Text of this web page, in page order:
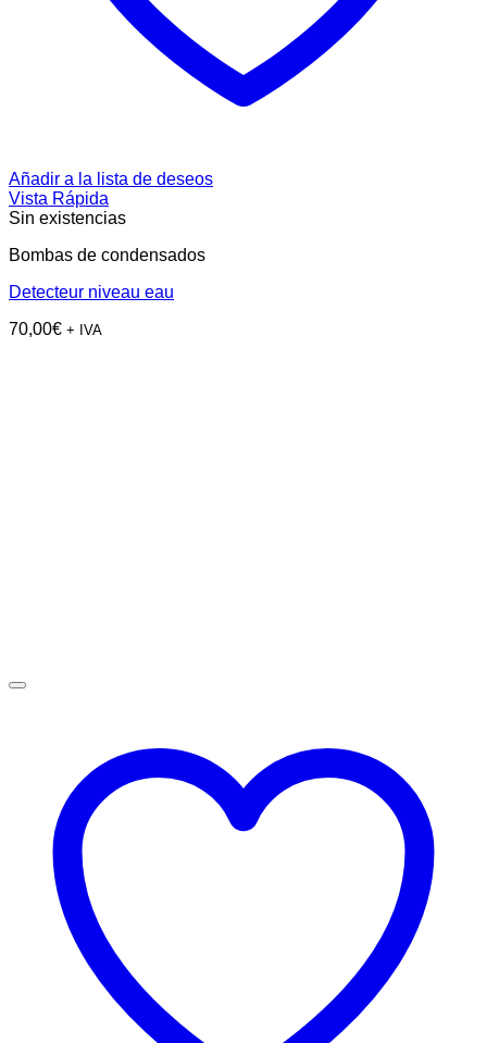
Añadir a la lista de deseos
Vista Rápida
Sin existencias
Bombas de condensados
Detecteur niveau eau
70,00€ + IVA